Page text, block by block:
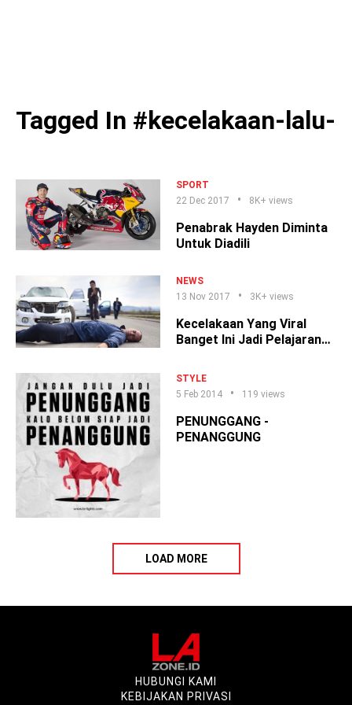
Tagged In #kecelakaan-lalu-
SPORT
22 Dec 2017
8K+ views
Penabrak Hayden Diminta
Untuk Diadili
NEWS
13 Nov 2017
3K+ views
Kecelakaan Yang Viral
Banget Ini Jadi Pelajaran
STYLE
5 Feb 2014
119 views
PENUNGGANG -
PENANGGUNG
LOAD MORE
HUBUNGI KAMI
KEBIJAKAN PRIVASI